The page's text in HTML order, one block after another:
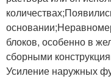
блоков, особенно в
сборными
Усиление наружных